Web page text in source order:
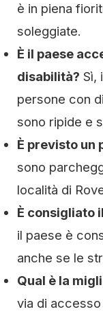
è in piena
soleggiate.
È il paese
disabilità? Sì,
persone con
sono ripide e
È previsto un
sono
località di
È consigliato
il paese è
anche se le
Qual è la
via di